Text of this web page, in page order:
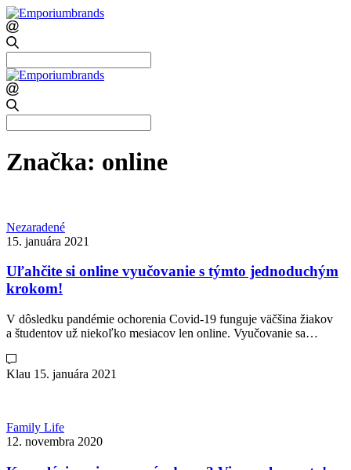
for:
for:
Značka: online
Nezaradené
15. januára 2021
Uľahčite si online vyučovanie s týmto jednoduchým
krokom!
V dôsledku pandémie ochorenia Covid-19 funguje väčšina žiakov
a študentov už niekoľko mesiacov len online. Vyučovanie sa…
Klau 15. januára 2021
Family Life
12. novembra 2020